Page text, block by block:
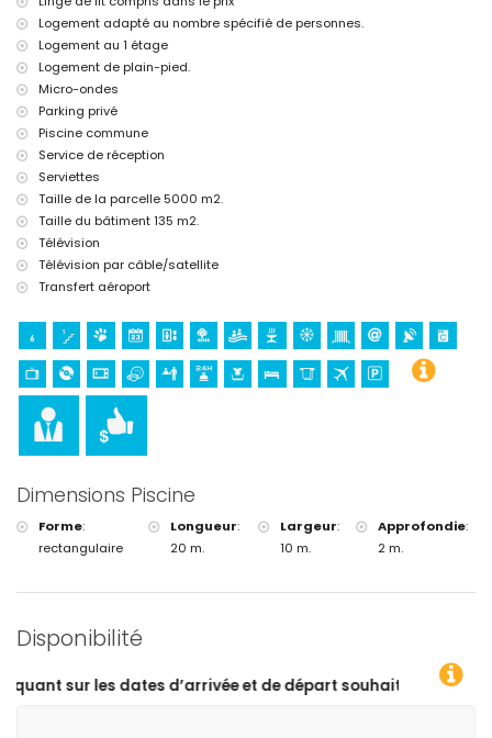
Logement adapté au nombre spécifié de personnes.
Logement au 1 étage
Logement de plain-pied.
Micro-ondes
Parking privé
Piscine commune
Service de réception
Serviettes
Taille de la parcelle 5000 m2.
Taille du bâtiment 135 m2.
Télévision
Télévision par câble/satellite
Transfert aéroport
Dimensions Piscine
Forme:
rectangulaire
Longueur:
20 m.
Largeur:
10 m.
Approfondie:
2 m.
Disponibilité
départ souhaitées !